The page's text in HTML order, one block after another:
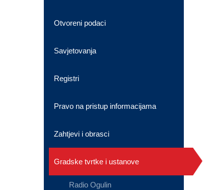
Otvoreni podaci
Savjetovanja
Registri
Pravo na pristup informacijama
Zahtjevi i obrasci
Gradske tvrtke i ustanove
Radio Ogulin